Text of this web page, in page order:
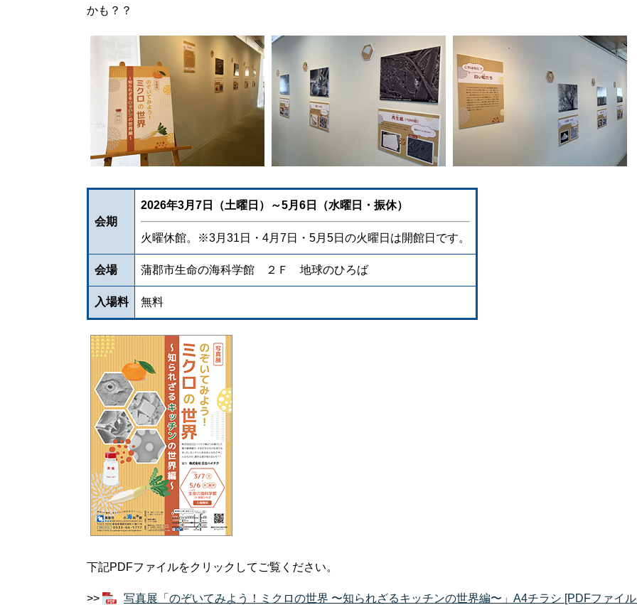
かも？？
会期
2026年3月7日（土曜日）～5月6日（水曜日・振休）
火曜休館。※3月31日・4月7日・5月5日の火曜日は開館日です。
会場 蒲郡市生命の海科学館 ２Ｆ 地球のひろば
入場料 無料
下記PDFファイルをクリックしてご覧ください。
>> 写真展「のぞいてみよう！ミクロの世界 〜知られざるキッチンの世界編〜」A4チラシ [PDFファイ